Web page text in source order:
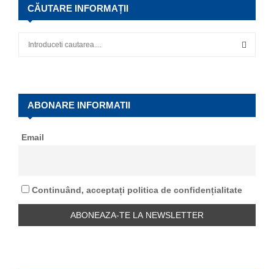
CĂUTARE INFORMAȚII
f
E
A
H
ABONARE INFORMATII
Email
Continuând, acceptați politica de confidențialitate